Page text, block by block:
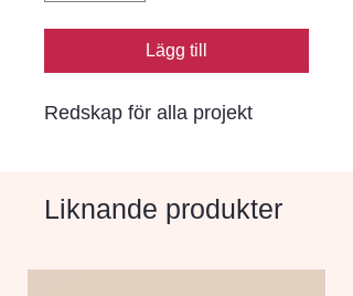
Lägg till
Redskap för alla projekt
Liknande produkter